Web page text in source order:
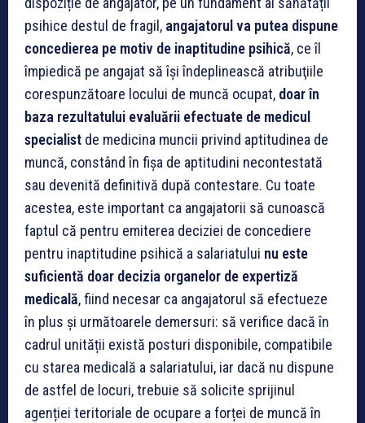
psihice destul de fragil, angajatorul va putea dispune
concedierea pe motiv de inaptitudine psihică, ce îl
împiedică pe angajat să îşi îndeplinească atribuţiile
corespunzătoare locului de muncă ocupat, doar în
baza rezultatului evaluării efectuate de medicul
specialist de medicina muncii privind aptitudinea de
muncă, constând în fișa de aptitudini necontestată
sau devenită definitivă după contestare. Cu toate
acestea, este important ca angajatorii să cunoască
faptul că pentru emiterea deciziei de concediere
pentru inaptitudine psihică a salariatului nu este
suficientă doar decizia organelor de expertiză
medicală, fiind necesar ca angajatorul să efectueze
în plus și următoarele demersuri: să verifice dacă în
cadrul unității există posturi disponibile, compatibile
cu starea medicală a salariatului, iar dacă nu dispune
de astfel de locuri, trebuie să solicite sprijinul
agenției teritoriale de ocupare a forței de muncă în